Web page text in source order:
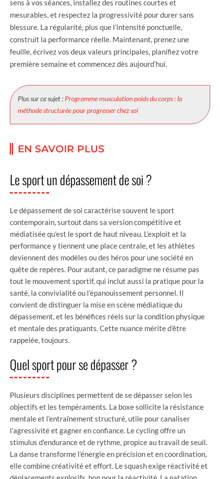
sens à vos séances, installez des routines courtes et
mesurables, et respectez la progressivité pour durer sans
blessure. La régularité, plus que l’intensité ponctuelle,
construit la performance réelle. Maintenant, prenez une
feuille, écrivez vos deux valeurs principales, planifiez votre
première semaine et commencez dès aujourd’hui.
Plus sur ce sujet : Programme musculation poids du corps : la
méthode structurée pour progresser chez soi
EN SAVOIR PLUS
Le sport un dépassement de soi ?
Le dépassement de soi caractérise souvent le sport
contemporain, surtout dans sa version compétitive et
médiatisée qu’est le sport de haut niveau. L’exploit et la
performance y tiennent une place centrale, et les athlètes
deviennent des modèles ou des héros pour une société en
quête de repères. Pour autant, ce paradigme ne résume pas
tout le mouvement sportif, qui inclut aussi la pratique pour la
santé, la convivialité ou l’épanouissement personnel. Il
convient de distinguer la mise en scène médiatique du
dépassement, et les bénéfices réels sur la condition physique
et mentale des pratiquants. Cette nuance mérite d’être
rappelée, toujours.
Quel sport pour se dépasser ?
Plusieurs disciplines permettent de se dépasser selon les
objectifs et les tempéraments. La boxe sollicite la résistance
mentale et l’entraînement structuré, utile pour canaliser
l’agressivité et gagner en confiance. Le cycling offre un
stimulus d’endurance et de rythme, propice au travail de seuil.
La danse transforme l’énergie en précision et en coordination,
elle combine créativité et effort. Le squash exige réactivité et